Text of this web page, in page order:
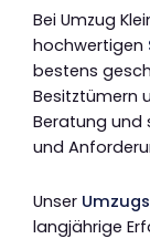
Bei Umzug
hochwertigen
bestens
Besitztümern
Beratung und
und
Unser
langjährige